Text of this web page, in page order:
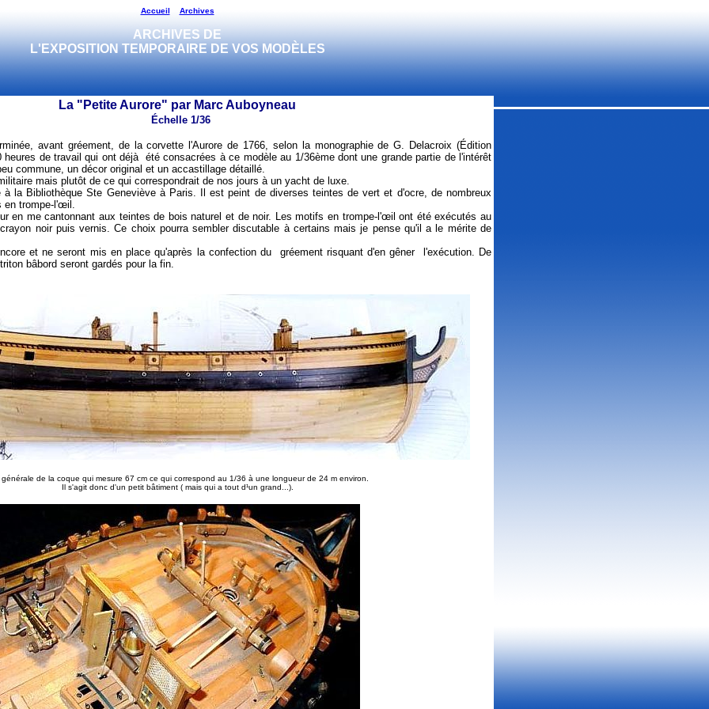
Accueil Archives
ARCHIVES DE
L'EXPOSITION TEMPORAIRE DE VOS MODÈLES
La "Petite Aurore" par Marc Auboyneau
Échelle 1/36
avant gréement, de la corvette l'Aurore de 1766, selon la monographie de G. Delacroix (Édition
heures de travail qui ont déjà été consacrées à ce modèle au 1/36ème dont une grande partie de l'intérêt
commune, un décor original et un accastillage détaillé.
mais plutôt de ce qui correspondrait de nos jours à un yacht de luxe.
à la Bibliothèque Ste Geneviève à Paris. Il est peint de diverses teintes de vert et d'ocre, de nombreux
en trompe-l'œil.
en me cantonnant aux teintes de bois naturel et de noir. Les motifs en trompe-l'œil ont été exécutés au
noir puis vernis. Ce choix pourra sembler discutable à certains mais je pense qu'il a le mérite de
et ne seront mis en place qu'après la confection du gréement risquant d'en gêner l'exécution. De
bâbord seront gardés pour la fin.
de la coque qui mesure 67 cm ce qui correspond au 1/36 à une longueur de 24 m environ.
Il s'agit donc d'un petit bâtiment ( mais qui a tout d¹un grand...).